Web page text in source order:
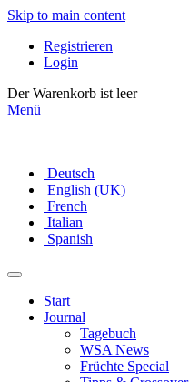
Skip to main content
Registrieren
Login
Der Warenkorb ist leer
Menü
Deutsch
English (UK)
French
Italian
Spanish
Start
Journal
Tagebuch
WSA News
Früchte Special